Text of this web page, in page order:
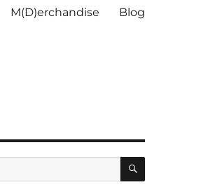
M(D)erchandise Blog